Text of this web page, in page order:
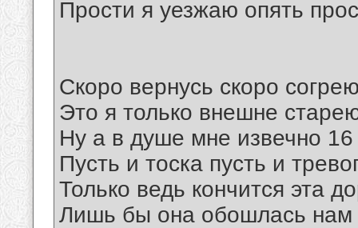
Прости я уезжаю опять
Скоро вернусь скоро
Это я только внешне
Ну а в душе мне извечно 16
Пусть и тоска пусть и
Только ведь кончится эта
Лишь бы она обошлась нам